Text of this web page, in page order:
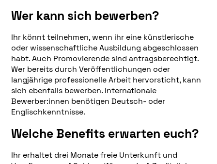
Wer kann sich bewerben?
Ihr könnt teilnehmen, wenn ihr eine künstlerische
oder wissenschaftliche Ausbildung abgeschlossen
habt. Auch Promovierende sind antragsberechtigt.
Wer bereits durch Veröffentlichungen oder
langjährige professionelle Arbeit hervorsticht, kann
sich ebenfalls bewerben. Internationale
Bewerber:innen benötigen Deutsch- oder
Englischkenntnisse.
Welche Benefits erwarten euch?
Ihr erhaltet drei Monate freie Unterkunft und